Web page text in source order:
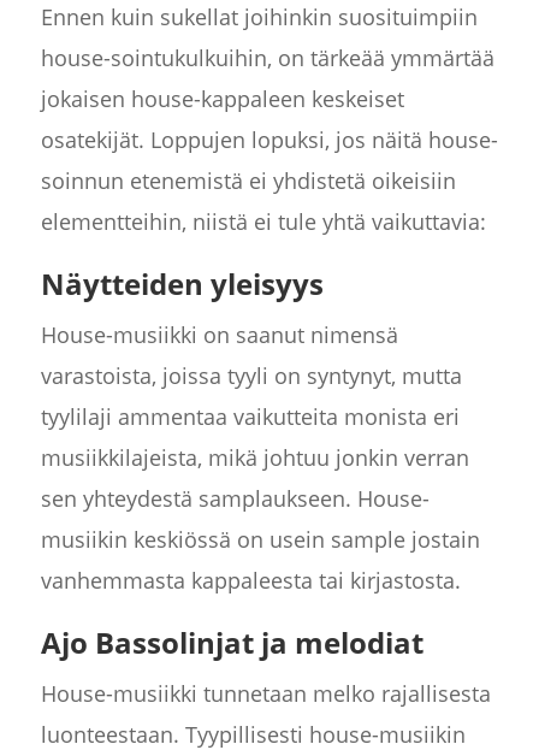
Ennen kuin sukellat joihinkin suosituimpiin
house-sointukulkuihin, on tärkeää ymmärtää
jokaisen house-kappaleen keskeiset
osatekijät. Loppujen lopuksi, jos näitä house-
soinnun etenemistä ei yhdistetä oikeisiin
elementteihin, niistä ei tule yhtä vaikuttavia:
Näytteiden yleisyys
House-musiikki on saanut nimensä
varastoista, joissa tyyli on syntynyt, mutta
tyylilaji ammentaa vaikutteita monista eri
musiikkilajeista, mikä johtuu jonkin verran
sen yhteydestä samplaukseen. House-
musiikin keskiössä on usein sample jostain
vanhemmasta kappaleesta tai kirjastosta.
Ajo Bassolinjat ja melodiat
House-musiikki tunnetaan melko rajallisesta
luonteestaan. Tyypillisesti house-musiikin